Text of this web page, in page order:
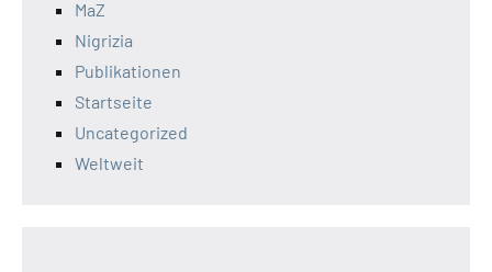
MaZ
Nigrizia
Publikationen
Startseite
Uncategorized
Weltweit